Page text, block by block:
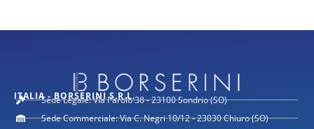
ITALIA - BORSERINI S.R.L.
Sede Legale: Via Parolo 38 - 23100 Sondrio (SO)
Sede Commerciale: Via C. Negri 10/12 - 23030 Chiuro (SO)